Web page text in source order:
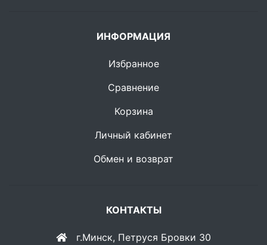
ИНФОРМАЦИЯ
Избранное
Сравнение
Корзина
Личный кабинет
Обмен и возврат
КОНТАКТЫ
г.Минск, Петруся Бровки 30